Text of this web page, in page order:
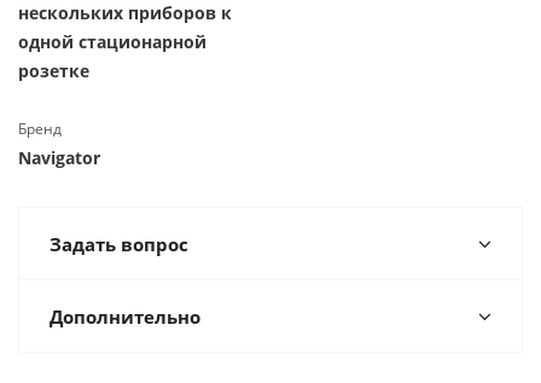
нескольких приборов к
одной стационарной
розетке
Бренд
Navigator
Задать вопрос
Дополнительно